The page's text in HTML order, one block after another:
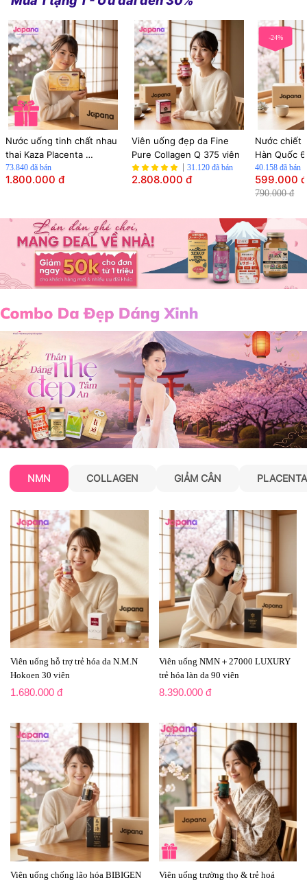
Nước uống tinh chất nhau
thai Kaza Placenta
50000mg (Hộp 10 chai x
50ml)
73.840 đã bán
1.800.000 đ
Viên uống đẹp da Fine
Pure Collagen Q 375 viên
31.120 đã bán
2.808.000 đ
-24%
Nước chiết
Hàn Quốc
Ginseng
gói x 70ml)
40.158 đã bán
599.000 đ
790.000 đ
NMN COLLAGEN GIẢM CÂN PLACENTA
Viên uống hỗ trợ trẻ hóa da N.M.N
Hokoen 30 viên
1.680.000 đ
Viên uống NMN＋27000 LUXURY
trẻ hóa làn da 90 viên
8.390.000 đ
Viên uống chống lão hóa BIBIGEN
Viên uống trường thọ & trẻ hoá